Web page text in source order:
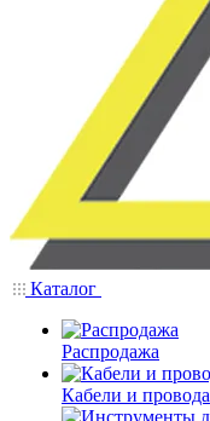
Каталог
Распродажа
Кабели и провода